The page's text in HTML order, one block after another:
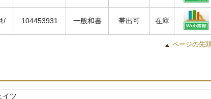
/ 104453931 一般和書 帯出可 在庫
ページの先
イツ